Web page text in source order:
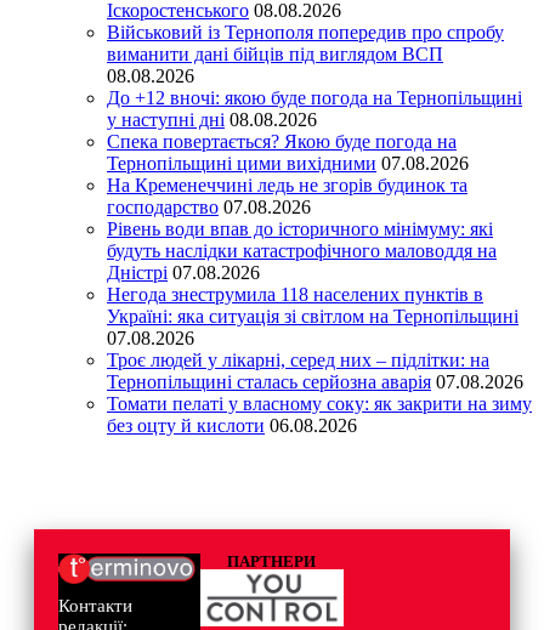
Іскоростенського 08.08.2026
Військовий із Тернополя попередив про спробу
виманити дані бійців під виглядом ВСП
08.08.2026
До +12 вночі: якою буде погода на Тернопільщині
у наступні дні 08.08.2026
Спека повертається? Якою буде погода на
Тернопільщині цими вихідними 07.08.2026
На Кременеччині ледь не згорів будинок та
господарство 07.08.2026
Рівень води впав до історичного мінімуму: які
будуть наслідки катастрофічного маловоддя на
Дністрі 07.08.2026
Негода знеструмила 118 населених пунктів в
Україні: яка ситуація зі світлом на Тернопільщині
07.08.2026
Троє людей у лікарні, серед них – підлітки: на
Тернопільщині сталась серйозна аварія 07.08.2026
Томати пелаті у власному соку: як закрити на зиму
без оцту й кислоти 06.08.2026
Контакти
ПАРТНЕРИ